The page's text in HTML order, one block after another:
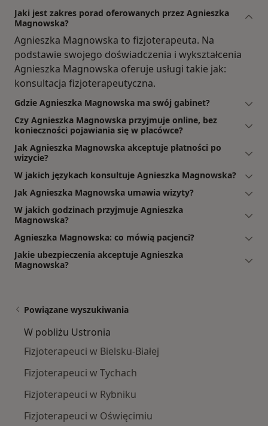
Jaki jest zakres porad oferowanych przez Agnieszka
Magnowska?
Agnieszka Magnowska to fizjoterapeuta. Na
podstawie swojego doświadczenia i wykształcenia
Agnieszka Magnowska oferuje usługi takie jak:
konsultacja fizjoterapeutyczna.
Gdzie Agnieszka Magnowska ma swój gabinet?
Czy Agnieszka Magnowska przyjmuje online, bez
konieczności pojawiania się w placówce?
Jak Agnieszka Magnowska akceptuje płatności po
wizycie?
W jakich językach konsultuje Agnieszka Magnowska?
Jak Agnieszka Magnowska umawia wizyty?
W jakich godzinach przyjmuje Agnieszka
Magnowska?
Agnieszka Magnowska: co mówią pacjenci?
Jakie ubezpieczenia akceptuje Agnieszka
Magnowska?
Powiązane wyszukiwania
W pobliżu Ustronia
Fizjoterapeuci w Bielsku-Białej
Fizjoterapeuci w Tychach
Fizjoterapeuci w Rybniku
Fizjoterapeuci w Oświęcimiu